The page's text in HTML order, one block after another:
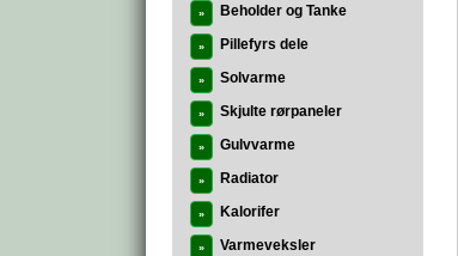
» Beholder og Tanke
» Pillefyrs dele
» Solvarme
» Skjulte rørpaneler
» Gulvvarme
» Radiator
» Kalorifer
» Varmeveksler